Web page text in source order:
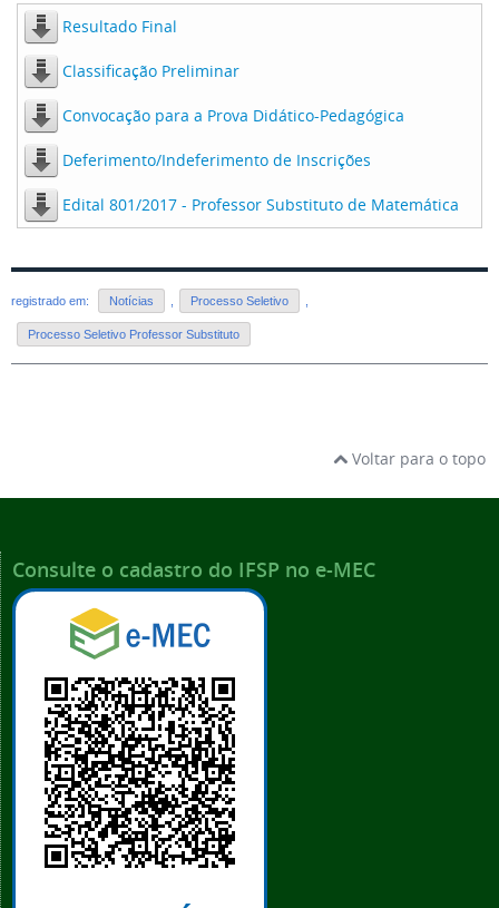
Resultado Final
Classificação Preliminar
Convocação para a Prova Didático-Pedagógica
Deferimento/Indeferimento de Inscrições
Edital 801/2017 - Professor Substituto de Matemática
registrado em: Notícias Processo Seletivo
Processo Seletivo Professor Substituto
Voltar para o topo
Consulte o cadastro do IFSP no e-MEC